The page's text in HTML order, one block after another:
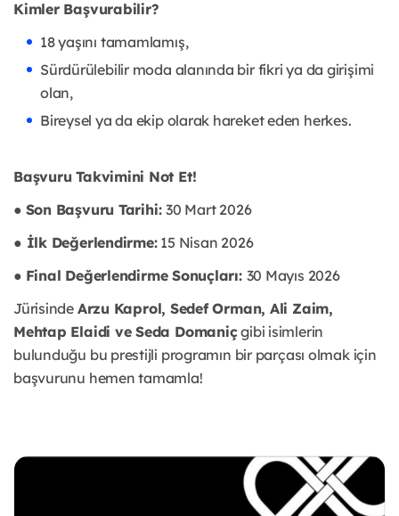
Kimler Başvurabilir?
18 yaşını tamamlamış,
Sürdürülebilir moda alanında bir fikri ya da girişimi
olan,
Bireysel ya da ekip olarak hareket eden herkes.
Başvuru Takvimini Not Et!
● Son Başvuru Tarihi:30 Mart 2026
● İlk Değerlendirme:15 Nisan 2026
● Final Değerlendirme Sonuçları: 30 Mayıs 2026
Jürisinde Arzu Kaprol, Sedef Orman, Ali Zaim,
Mehtap Elaidi ve Seda Domaniçgibi isimlerin
bulunduğu bu prestijli programın bir parçası olmak için
başvurunu hemen tamamla!